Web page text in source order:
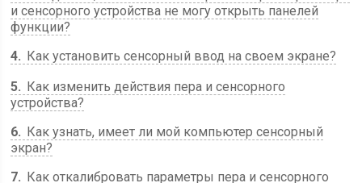
и сенсорного устройства не могу открыть панелей
функции?
4
Как установить сенсорный ввод на своем экране?
5
Как изменить действия пера и сенсорного
устройства?
6
Как узнать, имеет ли мой компьютер сенсорный
экран?
7
Как откалибровать параметры пера и сенсорного